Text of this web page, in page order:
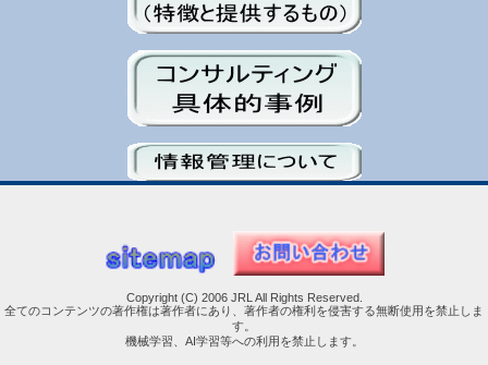
Copyright (C) 2006 JRL All Rights Reserved.
全てのコンテンツの著作権は著作者にあり、著作者の権利を侵害する無断使用を禁止しま
す。
機械学習、AI学習等への利用を禁止します。